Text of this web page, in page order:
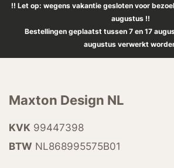
!! Let op: wegens vakantie gesloten voor
augustus !!
Bestellingen geplaatst tussen 7 en 17
augustus verwerkt
Maxton Design NL
KVK 99447398
BTW NL868995575B01